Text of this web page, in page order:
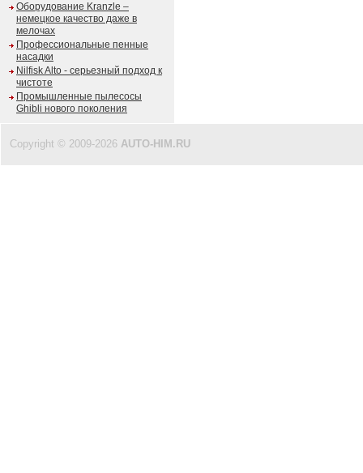
Оборудование Kranzle –
немецкое качество даже в
мелочах
Профессиональные пенные
насадки
Nilfisk Alto - серьезный подход к
чистоте
Промышленные пылесосы
Ghibli нового поколения
Copyright © 2009-2026 AUTO-HIM.RU